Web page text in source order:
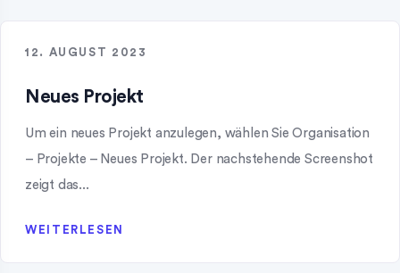
12. AUGUST 2023
Neues Projekt
Um ein neues Projekt anzulegen, wählen Sie Organisation
– Projekte – Neues Projekt. Der nachstehende Screenshot
zeigt das...
WEITERLESEN